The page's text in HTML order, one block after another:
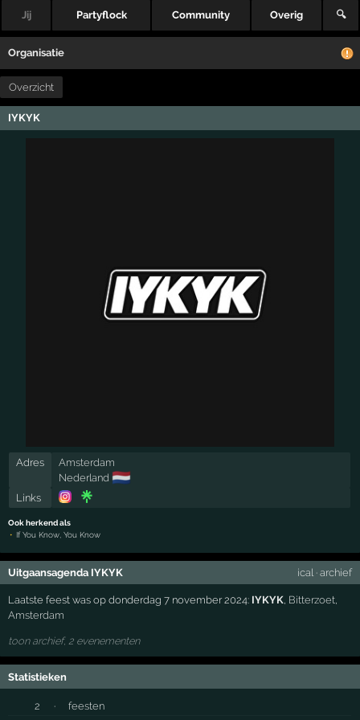
Jij Partyflock Community Overig 🔍
Organisatie
Overzicht
IYKYK
Adres
Amsterdam
Nederland 🇳🇱
Links
Ook herkend als
If You Know, You Know
Uitgaansagenda IYKYK ical · archief
Laatste feest was op donderdag 7 november 2024: IYKYK, Bitterzoet,
Amsterdam
toon archief, 2 evenementen
Statistieken
2 ·
feesten